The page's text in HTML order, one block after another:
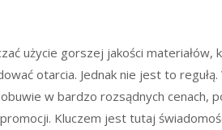
użycie gorszej jakości materiałów,
otarcia. Jednak nie jest to regułą.
w bardzo rozsądnych cenach,
Kluczem jest tutaj